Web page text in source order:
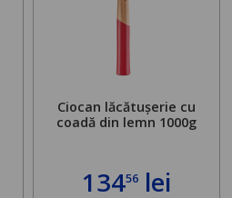
Ciocan lăcătușerie cu
coadă din lemn 1000g
13456 lei